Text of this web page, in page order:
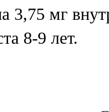
3,75 мг
8-9 лет.